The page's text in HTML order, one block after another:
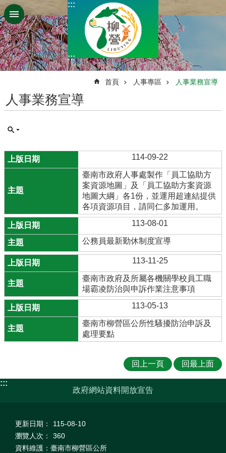
跳到主要內容區塊
:::
:::
首頁 人事專區 人事業務宣導
人事業務宣導
114-09-22
臺南市政府人事處製作「員工協助方
案資源地圖」及「員工協助方案資源
地圖大綱」各1份，並運用超連結提供
各項資源項目，請同仁多加運用。
113-08-01
公務員最新勤休制度宣導
113-11-25
臺南市政府及所屬各機關學校員工職
場霸凌防治與申訴作業注意事項
113-05-13
臺南市柳營區公所性騷擾防治申訴及
處理要點
回上一頁 回最上面
:::
政府網站資料開放宣告
更新日期：
115-08-10
瀏覽人次：
360
資料維護：臺南市柳營區公所